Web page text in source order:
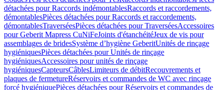
détachées pour Raccords indémontablesRaccords et raccordements,
démontablesPièces détachées pour Raccords et raccordements,
démontablesTraverséesPièces détachées pour TraverséesAccessoires
pour Geberit Mapress CuNiFeJoints d'étanchéitéJeux de vis pour
assemblages de bridesSystème d’hygiène GeberitUnités de rinçage
hygiéniquesPièces détachées pour Unités de rinçage
hygiéniquesAccessoires pour unités de rinçage
hygiéniquesCapteursCâblesLimiteurs de débitRecouvrements et
plaques de fermetureRéservoirs et commandes de WC avec rinçage
forcé hygiéniquePièces détachées pour Réservoirs et commandes de